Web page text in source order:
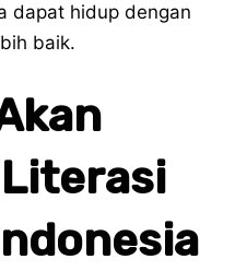
dapat hidup dengan
baik.